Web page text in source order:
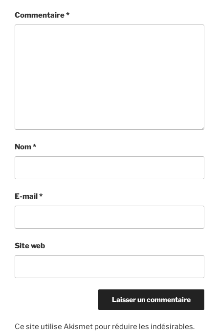
Commentaire*
Nom*
E-mail*
Site web
Ce site utilise Akismet pour réduire les indésirables.